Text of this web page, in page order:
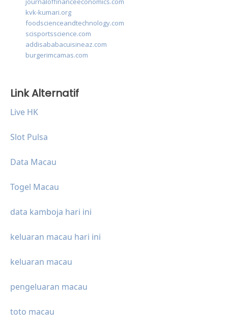
kvk-kumari.org
foodscienceandtechnology.com
scisportsscience.com
addisababacuisineaz.com
burgerimcamas.com
Link Alternatif
Live HK
Slot Pulsa
Data Macau
Togel Macau
data kamboja hari ini
keluaran macau hari ini
keluaran macau
pengeluaran macau
toto macau